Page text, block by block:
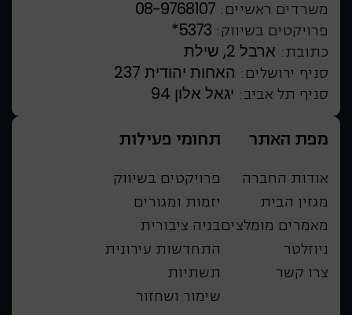
משרדים ראשיים: 08-9768107
פרויקטים בשיווק: *5373
כתובת: ארבל 2, שילת
סניף ירושלים: האחות יהודית 237
סניף תל אביב: יגאל אלון 94
מפת האתר
אודות החברה
מגזין הבית
מאמרים מומלצים
ניוזלטר
צרו קשר
תחומי פעילות
פרויקטים בשיווק
יזמות ומגורים
בניה ציבורית
התחדשות עירונית
תשתיות
שימור ושחזור